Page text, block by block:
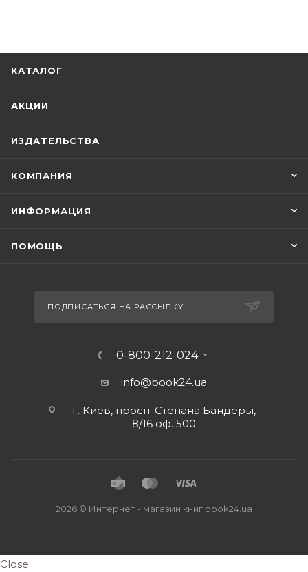
КАТАЛОГ
АКЦИИ
ИЗДАТЕЛЬСТВА
КОМПАНИЯ
ИНФОРМАЦИЯ
ПОМОЩЬ
ПОДПИСАТЬСЯ НА РАССЫЛКУ
0-800-212-024
info@book24.ua
г. Киев, просп. Степана Бандеры,
8/16 оф. 500
2026 © Интернет - магазин книг book24.ua
Close